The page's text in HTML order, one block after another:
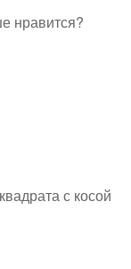
нравится?
с косой